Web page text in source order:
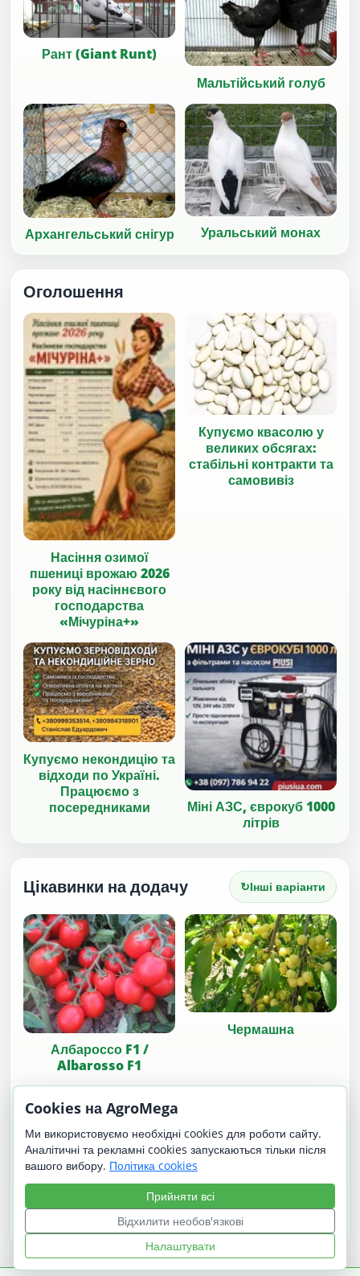
Рант (Giant Runt)
Мальтійський голуб
Архангельський снігур Уральський монах
Оголошення
Насіння озимої
пшениці врожаю 2026
року від насіннєвого
господарства
«Мічуріна+»
Купуємо квасолю у
великих обсягах:
стабільні контракти та
самовивіз
Купуємо некондицію та
відходи по Україні.
Працюємо з
посередниками
Міні АЗС, єврокуб 1000
літрів
Цікавинки на додачу ↻Інші варіанти
Албароссо F1 /
Albarosso F1
Чермашна
Українська чорна
Вечур
Cookies на AgroMega
Ми використовуємо необхідні cookies для роботи сайту.
Аналітичні та рекламні cookies запускаються тільки після
вашого вибору. Політика cookies
Прийняти всі
Відхилити необов'язкові
Налаштувати